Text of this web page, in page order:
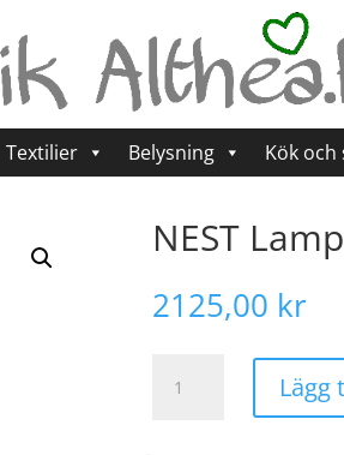
Textilier Belysning Kök
NEST
2125,00 kr
Lampskärm,
Lägg